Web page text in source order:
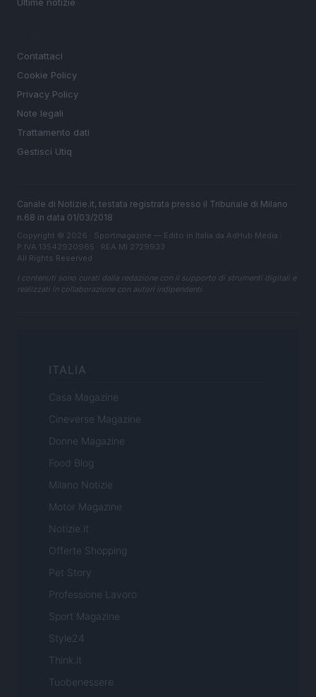
Ultime notizie
Contattaci
Cookie Policy
Privacy Policy
Note legali
Trattamento dati
Gestisci Utiq
Canale di Notizie.it, testata registrata presso il Tribunale di Milano
n.68 in data 01/03/2018
Copyright © 2026 · Sportmagazine — Edito in Italia da AdHub Media
P.IVA 13542920965 · REA MI 2729933
All Rights Reserved
I contenuti sono curati dalla redazione con il supporto di strumenti digitali e
realizzati in collaborazione con autori indipendenti.
ITALIA
Casa Magazine
Cineverse Magazine
Donne Magazine
Food Blog
Milano Notizie
Motor Magazine
Notizie.it
Offerte Shopping
Pet Story
Professione Lavoro
Sport Magazine
Style24
Think.it
Tuobenessere